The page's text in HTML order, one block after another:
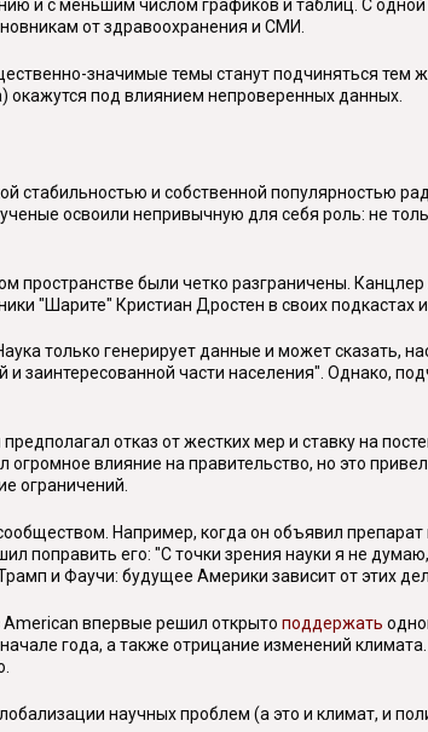
и с меньшим числом графиков и таблиц. С
от здравоохранения и СМИ.
значимые темы станут подчиняться тем
окажутся под влиянием непроверенных данных.
стабильностью и собственной популярностью
освоили непривычную для себя роль: не
пространстве были четко разграничены.
"Шарите" Кристиан Дростен в своих подкастах
только генерирует данные и может сказать,
заинтересованной части населения". Однако,
отказ от жестких мер и ставку на
влияние на правительство, но это
ограничений.
Например, когда он объявил препарат
поправить его: "С точки зрения науки я не
и Фаучи: будущее Америки зависит от этих
впервые решил открыто поддержать
года, а также отрицание изменений
научных проблем (а это и климат, и